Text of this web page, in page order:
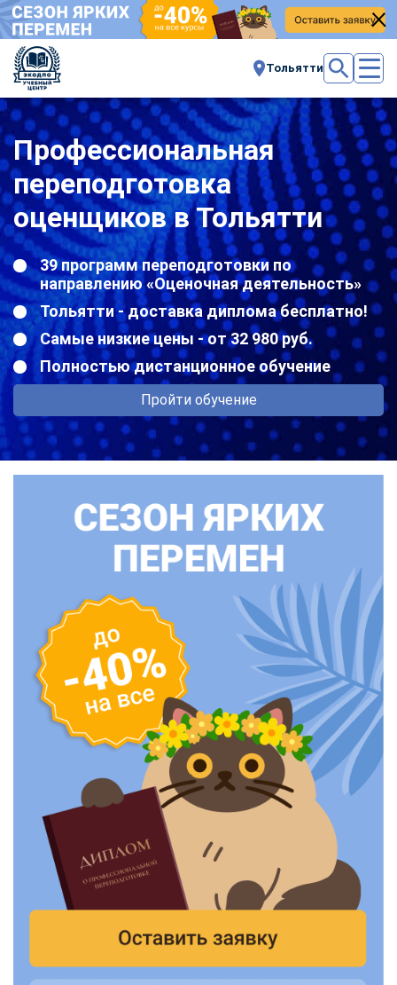
Тольятти
Профессиональная
переподготовка
оценщиков в Тольятти
39 программ переподготовки по
направлению «Оценочная деятельность»
Тольятти - доставка диплома бесплатно!
Самые низкие цены - от 32 980 руб.
Полностью дистанционное обучение
Пройти обучение